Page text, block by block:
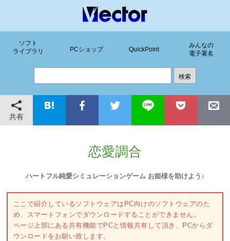
ソフト
ライブラリ
PCショップ QuickPoint
みんなの
電子署名
共有
恋愛調合
ハートフル純愛シミュレーションゲーム お姫様を助けよう♪
ここで紹介しているソフトウェアはPC向けのソフトウェアのた
め、スマートフォンでダウンロードすることができません。
ページ上部にある共有機能でPCと情報共有して頂き、PCからダ
ウンロードをお願い致します。